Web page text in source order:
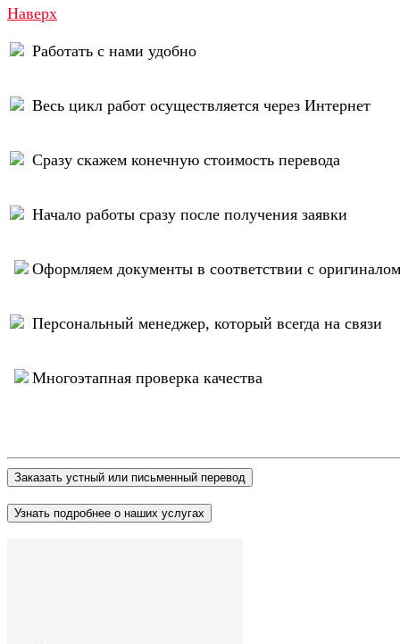
Наверх
Работать с нами удобно
Весь цикл работ осуществляется через Интернет
Сразу скажем конечную стоимость перевода
Начало работы сразу после получения заявки
Оформляем документы в соответствии с оригиналом
Персональный менеджер, который всегда на связи
Многоэтапная проверка качества